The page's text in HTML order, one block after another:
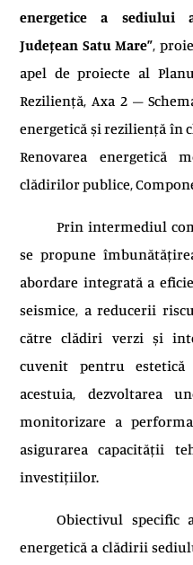
energetice a sediului
Județean Satu Mare”,
apel de proiecte al
Reziliență, Axa 2 –
energetică și reziliență în
Renovarea energetică
clădirilor publice,
Prin intermediul
se propune
abordare integrată a
seismice, a reducerii
către clădiri verzi și
cuvenit pentru
acestuia, dezvoltarea
monitorizare a
asigurarea capacității
investițiilor.
Obiectivul specific
energetică a clădirii